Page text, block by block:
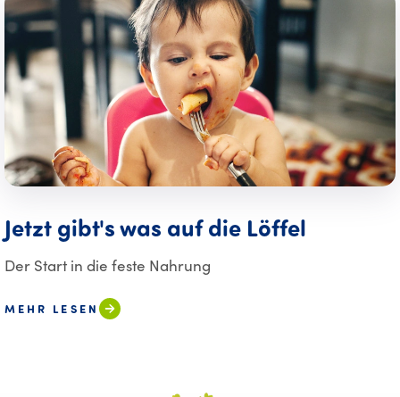
Jetzt gibt's was auf die Löffel
Der Start in die feste Nahrung
MEHR LESEN